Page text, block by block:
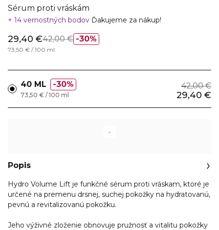
Sérum proti vráskám
14 vernostných bodov Ďakujeme za nákup!
30%
29,40 €42,00 €
73,50 € / 100 ml
40 ML 30% 42,00 €
29,40 €
73,50 € / 100 ml
Popis
Hydro Volume Lift je funkčné sérum proti vráskam, ktoré je
určené na premenu drsnej, suchej pokožky na hydratovanú,
pevnú a revitalizovanú pokožku.
Jeho výživné zloženie obnovuje pružnosť a vitalitu pokožky